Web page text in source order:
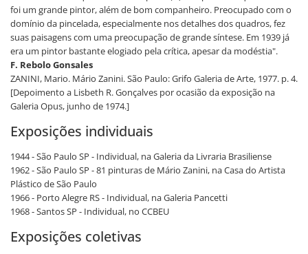
foi um grande pintor, além de bom companheiro. Preocupado com o
domínio da pincelada, especialmente nos detalhes dos quadros, fez
suas paisagens com uma preocupação de grande síntese. Em 1939 já
era um pintor bastante elogiado pela crítica, apesar da modéstia".
F. Rebolo Gonsales
ZANINI, Mario. Mário Zanini. São Paulo: Grifo Galeria de Arte, 1977. p. 4.
[Depoimento a Lisbeth R. Gonçalves por ocasião da exposição na
Galeria Opus, junho de 1974.]
Exposições individuais
1944 - São Paulo SP - Individual, na Galeria da Livraria Brasiliense
1962 - São Paulo SP - 81 pinturas de Mário Zanini, na Casa do Artista
Plástico de São Paulo
1966 - Porto Alegre RS - Individual, na Galeria Pancetti
1968 - Santos SP - Individual, no CCBEU
Exposições coletivas